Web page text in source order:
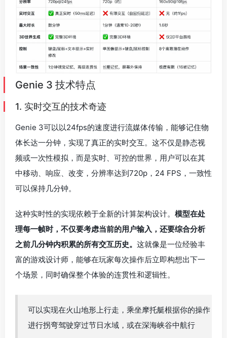
体长达一分钟，实现了真正的实时交互。这不仅是静态视
频或一次性模拟，而是实时、可控的世界，用户可以在其
中移动、响应、改变，分辨率达到720p，24 FPS，一致性
可以保持几分钟。
这种实时性的实现依赖于全新的计算架构设计。
之前几分钟内积累的所有交互历史。
富的游戏设计师，能够在玩家每次操作后立即构想出下一
个场景，同时确保整个体验的连贯性和逻辑性。
可以实现在火山地形上行走，乘坐摩托艇根据你的操作
进行拐弯驾驶穿过节日水域，或在深海峡谷中航行